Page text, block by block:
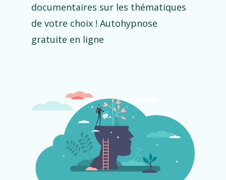
documentaires sur les thématiques
de votre choix ! Autohypnose
gratuite en ligne